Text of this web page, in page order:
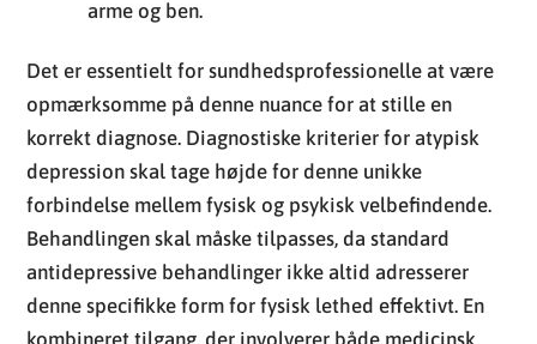
depression skal tage højde for denne unikke
Behandlingen skal måske tilpasses, da standard
antidepressive behandlinger ikke altid adresserer
denne specifikke form for fysisk lethed effektivt. En
kombineret tilgang, der involverer både medicinsk
behandling og fysioterapi eller øvelser designet til at
mindske de fysiske symptomer, kan være nødvendig
for at opnå en fuldstændig lindring.